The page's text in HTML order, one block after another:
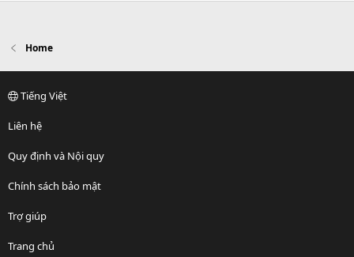
Home
Tiếng Việt
Liên hệ
Quy định và Nội quy
Chính sách bảo mật
Trợ giúp
Trang chủ